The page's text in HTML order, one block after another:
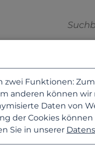
Funktionen:
anderen können wir
Daten von
der Cookies
Sie in unserer